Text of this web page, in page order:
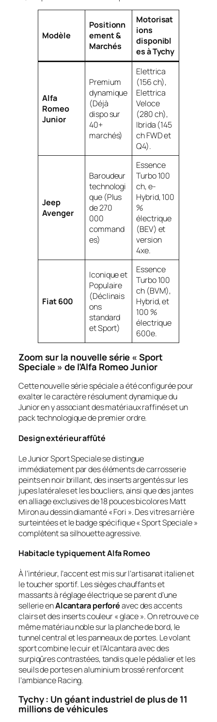
Modèle
Positionn
ement &
Marchés
Motorisat
ions
disponibl
es à Tychy
Alfa
Romeo
Junior
Premium
dynamique
(Déjà
dispo sur
40+
marchés)
Elettrica
(156 ch),
Elettrica
Veloce
(280 ch),
Ibrida (145
ch FWD et
Q4).
Jeep
Avenger
Baroudeur
technologi
que (Plus
de 270
000
command
es)
Essence
Turbo 100
ch, e-
Hybrid, 100
%
électrique
(BEV) et
version
4xe.
Fiat 600
Iconique et
Populaire
(Déclinais
ons
standard
et Sport)
Essence
Turbo 100
ch (BVM),
Hybrid, et
100 %
électrique
600e.
Zoom sur la nouvelle série « Sport
Speciale » de l’Alfa Romeo Junior
Cette nouvelle série spéciale a été configurée pour
exalter le caractère résolument dynamique du
Junior en y associant des matériaux raffinés et un
pack technologique de premier ordre.
Design extérieur affûté
Le Junior Sport Speciale se distingue
immédiatement par des éléments de carrosserie
peints en noir brillant, des inserts argentés sur les
jupes latérales et les boucliers, ainsi que des jantes
en alliage exclusives de 18 pouces bicoloresMatt
Mironau dessin diamanté « Fori ». Des vitres arrière
surteintées et le badge spécifique « Sport Speciale »
complètent sa silhouette agressive.
Habitacle typiquement Alfa Romeo
À l’intérieur, l’accent est mis sur l’artisanat italien et
le toucher sportif. Les sièges chauffants et
massants à réglage électrique se parent d’une
sellerie enAlcantara perforéavec des accents
clairs et des inserts couleur « glace ». On retrouve ce
même matériau noble sur la planche de bord, le
tunnel central et les panneaux de portes. Le volant
sport combine le cuir et l’Alcantara avec des
surpiqûres contrastées, tandis que le pédalier et les
seuils de portes en aluminium brossé renforcent
l’ambianceRacing.
Tychy : Un géant industriel de plus de 11
millions de véhicules